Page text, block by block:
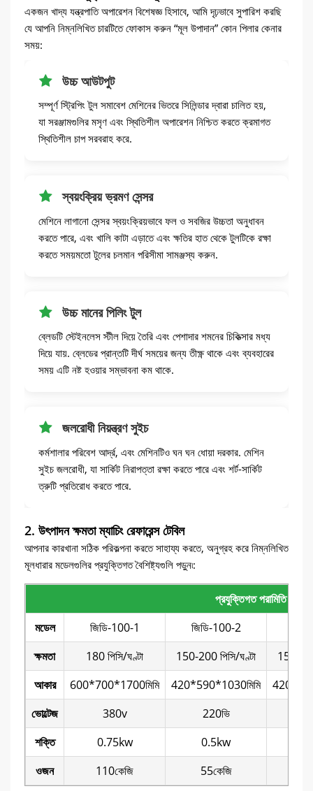
একজন খাদ্য যন্ত্রপাতি অপারেশন বিশেষজ্ঞ হিসাবে, আমি দৃঢ়ভাবে সুপারিশ করছি
যে আপনি নিম্নলিখিত চারটিতে ফোকাস করুন “মূল উপাদান” কোন পিলার কেনার
সময়:
উচ্চ আউটপুট
সম্পূর্ণ স্ট্রিপিং টুল সমাবেশ মেশিনের ভিতরে সিলিন্ডার দ্বারা চালিত হয়,
যা সরঞ্জামগুলির মসৃণ এবং স্থিতিশীল অপারেশন নিশ্চিত করতে ক্রমাগত
স্থিতিশীল চাপ সরবরাহ করে.
স্বয়ংক্রিয় ভ্রমণ সেন্সর
মেশিনে লাগানো সেন্সর স্বয়ংক্রিয়ভাবে ফল ও সবজির উচ্চতা অনুধাবন
করতে পারে, এবং খালি কাটা এড়াতে এবং ক্ষতির হাত থেকে টুলটিকে রক্ষা
করতে সময়মতো টুলের চলমান পরিসীমা সামঞ্জস্য করুন.
উচ্চ মানের পিলিং টুল
ব্লেডটি স্টেইনলেস স্টীল দিয়ে তৈরি এবং পেশাদার শমনের চিকিত্সার মধ্য
দিয়ে যায়. ব্লেডের প্রান্তটি দীর্ঘ সময়ের জন্য তীক্ষ্ণ থাকে এবং ব্যবহারের
সময় এটি নষ্ট হওয়ার সম্ভাবনা কম থাকে.
জলরোধী নিয়ন্ত্রণ সুইচ
কর্মশালার পরিবেশ আর্দ্র, এবং মেশিনটিও ঘন ঘন ধোয়া দরকার. মেশিন
সুইচ জলরোধী, যা সার্কিট নিরাপত্তা রক্ষা করতে পারে এবং শর্ট-সার্কিট
ত্রুটি প্রতিরোধ করতে পারে.
2. উৎপাদন ক্ষমতা ম্যাচিং রেফারেন্স টেবিল
আপনার কারখানা সঠিক পরিকল্পনা করতে সাহায্য করতে, অনুগ্রহ করে নিম্নলিখিত
মূলধারার মডেলগুলির প্রযুক্তিগত বৈশিষ্ট্যগুলি পড়ুন৷:
প্রযুক্তিগত পরামিতি
মডেল
জিডি-100-1 জিডি-100-2
ক্ষমতা
180 পিসি/ঘণ্টা 150-200 পিসি/ঘণ্টা
150-
আকার
600*700*1700মিমি 420*590*1030মিমি
ভোল্টেজ
380v 220ভি
শক্তি
0.75kw 0.5kw
ওজন
110কেজি 55কেজি